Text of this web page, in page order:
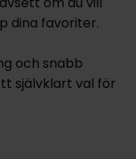
dina favoriter.
och snabb
självklart val för